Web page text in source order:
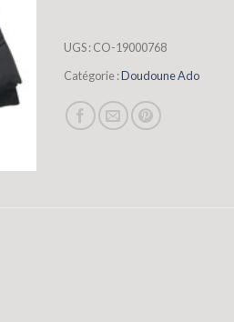
UGS :CO-19000768
Catégorie :Doudoune Ado